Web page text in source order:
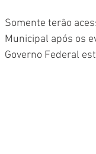
Somente terão
Municipal após os
Governo Federal